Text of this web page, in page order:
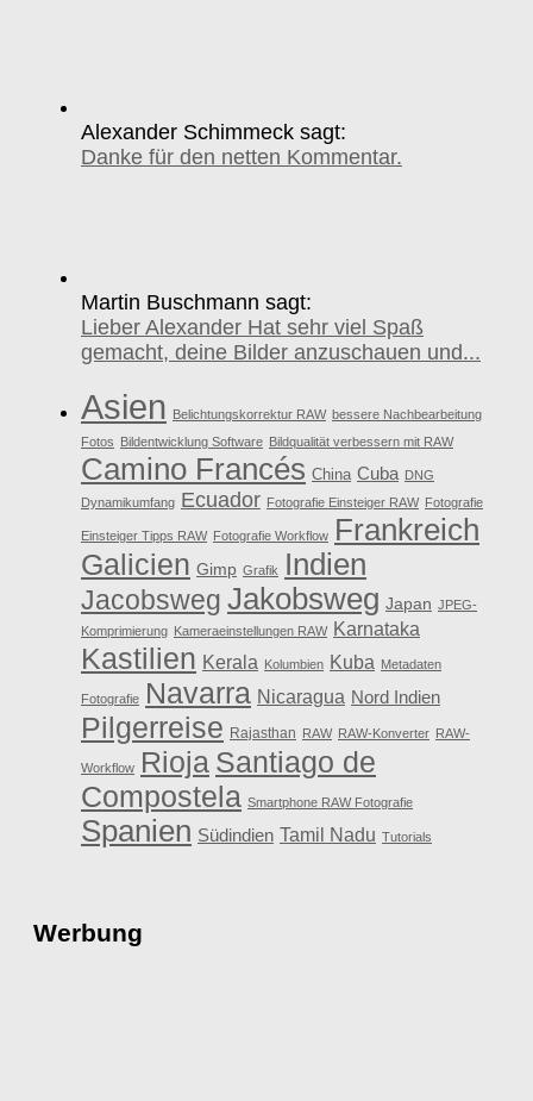
Alexander Schimmeck sagt:
Danke für den netten Kommentar.
Martin Buschmann sagt:
Lieber Alexander Hat sehr viel Spaß
gemacht, deine Bilder anzuschauen und...
Asien Belichtungskorrektur RAW bessere Nachbearbeitung
Fotos Bildentwicklung Software Bildqualität verbessern mit RAW
Camino Francés China Cuba DNG
Dynamikumfang Ecuador Fotografie Einsteiger RAW Fotografie
Einsteiger Tipps RAW Fotografie Workflow Frankreich
Galicien Gimp Grafik Indien
Jacobsweg Jakobsweg Japan JPEG-
Komprimierung Kameraeinstellungen RAW Karnataka
Kastilien Kerala Kolumbien Kuba Metadaten
Fotografie Navarra Nicaragua Nord Indien
Pilgerreise Rajasthan RAW RAW-Konverter RAW-
Workflow Rioja Santiago de
Compostela Smartphone RAW Fotografie
Spanien Südindien Tamil Nadu Tutorials
Werbung